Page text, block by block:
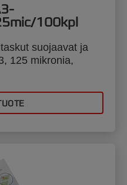
100kpl
suojaavat ja
125 mikronia,